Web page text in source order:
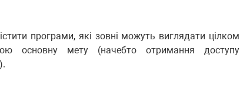
програми, які зовні можуть виглядати цілком
основну мету (начебто отримання доступу